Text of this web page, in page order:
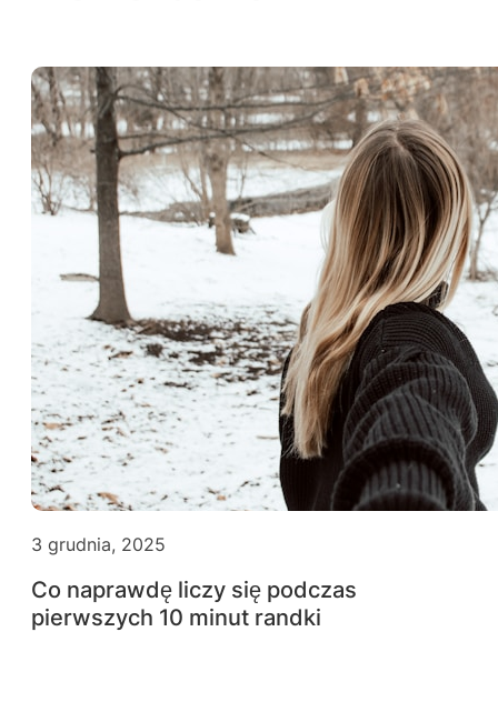
3 grudnia, 2025
Co naprawdę liczy się podczas
pierwszych 10 minut randki